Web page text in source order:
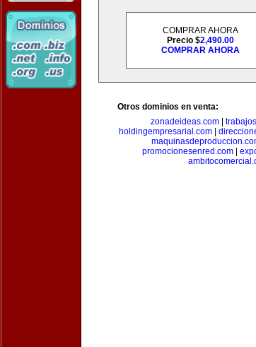
COMPRAR AHORA
Precio $2,490.00
COMPRAR AHORA
Otros dominios en venta:
zonadeideas.com
holdingempresarial.com
promocionesenred.com|